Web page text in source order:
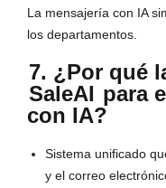
La mensajería con IA
los departamentos.
7. ¿Por qué
SaleAI para
con IA?
Sistema unificado
y el correo